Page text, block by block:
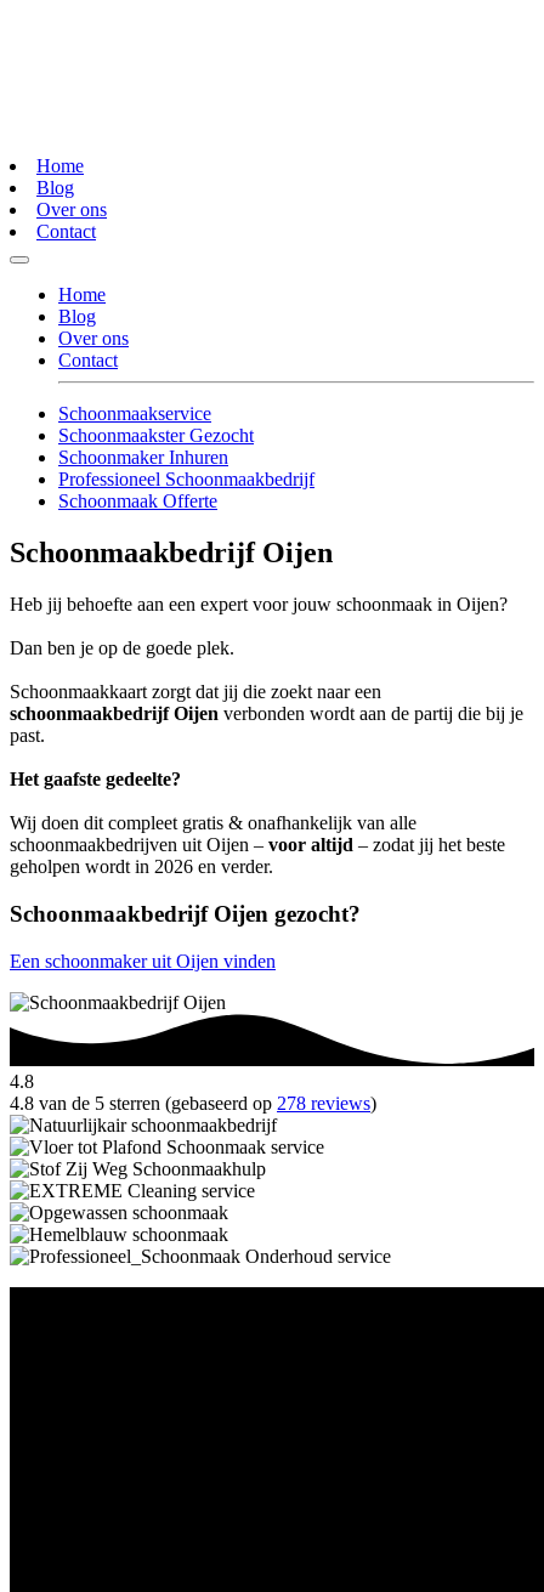
Home
Blog
Over ons
Contact
Home
Blog
Over ons
Contact
Schoonmaakservice
Schoonmaakster Gezocht
Schoonmaker Inhuren
Professioneel Schoonmaakbedrijf
Schoonmaak Offerte
Schoonmaakbedrijf Oijen
Heb jij behoefte aan een expert voor jouw schoonmaak in Oijen?
Dan ben je op de goede plek.
Schoonmaakkaart zorgt dat jij die zoekt naar een
schoonmaakbedrijf Oijen verbonden wordt aan de partij die bij je
past.
Het gaafste gedeelte?
Wij doen dit compleet gratis & onafhankelijk van alle
schoonmaakbedrijven uit Oijen – voor altijd – zodat jij het beste
geholpen wordt in 2026 en verder.
Schoonmaakbedrijf Oijen gezocht?
Een schoonmaker uit Oijen vinden
4.8
4.8 van de 5 sterren (gebaseerd op 278 reviews)